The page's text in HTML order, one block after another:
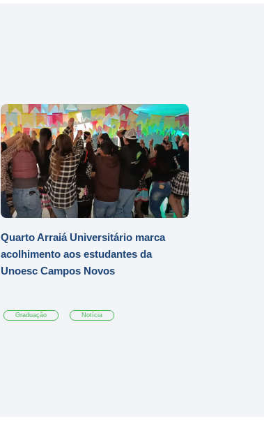
Quarto Arraiá Universitário marca
acolhimento aos estudantes da
Unoesc Campos Novos
Graduação Notícia